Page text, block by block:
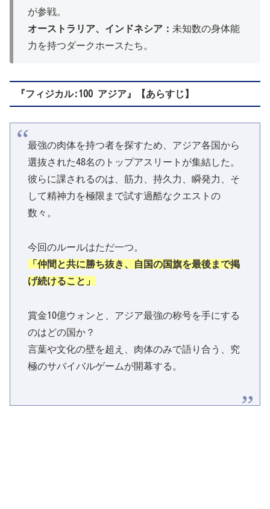
が参戦。
オーストラリア、インドネシア： 未知数の身体能
力を持つダークホースたち。
『フィジカル:100 アジア』【あらすじ】
最強の肉体を持つ者を探すため、アジア各国から
選抜された48名のトップアスリートが集結した。
彼らに課されるのは、筋力、持久力、瞬発力、そ
して精神力を極限まで試す過酷なクエストの
数々。
今回のルールはただ一つ。
「仲間と共に勝ち抜き、自国の国旗を最後まで掲
げ続けること」
賞金10億ウォンと、アジア最強の称号を手にする
のはどの国か？
言葉や文化の壁を超え、肉体のみで語り合う、究
極のサバイバルゲームが開幕する。